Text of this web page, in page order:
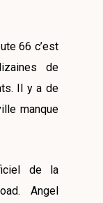
66 c’est
de
Il y a de
manque
de la
Angel